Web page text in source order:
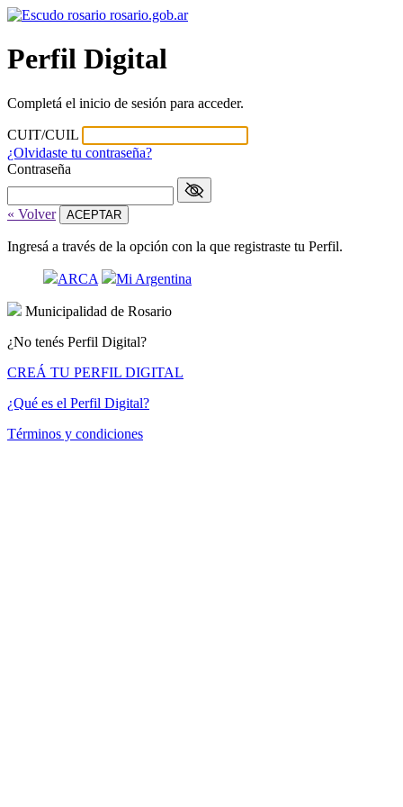
rosario.gob.ar
Perfil Digital
Completá el inicio de sesión para acceder.
CUIT/CUIL
¿Olvidaste tu contraseña?
Contraseña
« Volver
Ingresá a través de la opción con la que registraste tu Perfil.
ARCA Mi Argentina
Municipalidad de Rosario
¿No tenés Perfil Digital?
CREÁ TU PERFIL DIGITAL
¿Qué es el Perfil Digital?
Términos y condiciones